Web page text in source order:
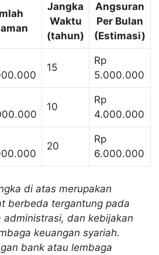
Jangka
Waktu
(tahun)
Angsuran
Per Bulan
(Estimasi)
15
Rp
5.000.000
10
Rp
4.000.000
20
Rp
6.000.000
di atas merupakan
berbeda tergantung pada
administrasi, dan kebijakan
keuangan syariah.
bank atau lembaga